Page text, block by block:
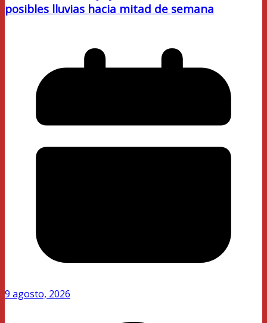
posibles lluvias hacia mitad de semana
9 agosto, 2026